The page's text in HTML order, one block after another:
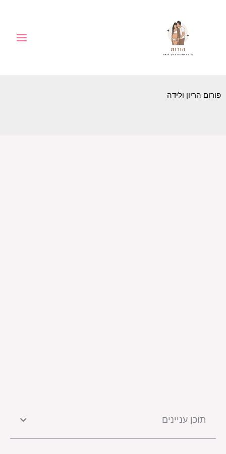
פורום הריון ולידה
תוכן עניינים